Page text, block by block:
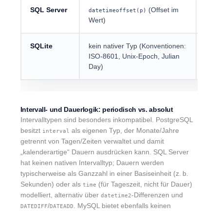
SQL Server datetimeoffset(p) (Offset im
Wert)
SQLite
kein nativer Typ (Konventionen:
ISO-8601, Unix-Epoch, Julian
Day)
Intervall- und Dauerlogik: periodisch vs. absolut
Intervalltypen sind besonders inkompatibel. PostgreSQL
besitzt interval als eigenen Typ, der Monate/Jahre
getrennt von Tagen/Zeiten verwaltet und damit
„kalenderartige“ Dauern ausdrücken kann. SQL Server
hat keinen nativen Intervalltyp; Dauern werden
typischerweise als Ganzzahl in einer Basiseinheit (z. b.
Sekunden) oder als time (für Tageszeit, nicht für Dauer)
modelliert, alternativ über datetime2-Differenzen und
DATEDIFF/DATEADD. MySQL bietet ebenfalls keinen